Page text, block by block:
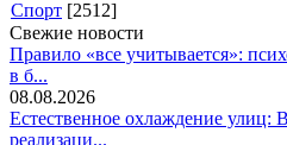
Спорт [2512]
Свежие новости
Правило «все учитывается»:
в б...
08.08.2026
Естественное охлаждение улиц:
реализаци...